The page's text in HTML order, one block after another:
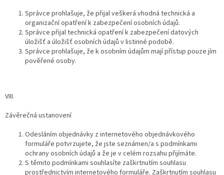
Správce prohlašuje, že přijal veškerá vhodná technická a
organizační opatření k zabezpečení osobních údajů.
Správce přijal technická opatření k zabezpečení datových
úložišť a úložišť osobních údajů v listinné podobě.
Správce prohlašuje, že k osobním údajům mají přístup pouze jím
pověřené osoby.
VIII.
Závěrečná ustanovení
Odesláním objednávky z internetového objednávkového
formuláře potvrzujete, že jste seznámen/a s podmínkami
ochrany osobních údajů a že je v celém rozsahu přijímáte.
S těmito podmínkami souhlasíte zaškrtnutím souhlasu
prostřednictvím internetového formuláře. Zaškrtnutím souhlasu